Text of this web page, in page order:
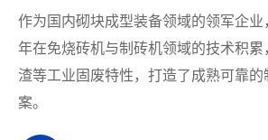
作为国内砌块成型装备领域的领军企
年在免烧砖机与制砖机领域的技术积
渣等工业固废特性，打造了成熟可靠
案。